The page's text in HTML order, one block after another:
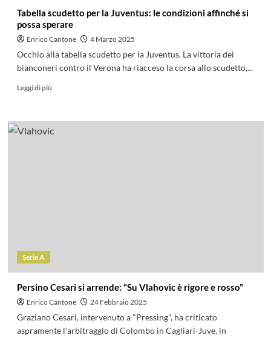
Tabella scudetto per la Juventus: le condizioni affinché si
possa sperare
Enrico Cantone 4 Marzo 2025
Occhio alla tabella scudetto per la Juventus. La vittoria dei
bianconeri contro il Verona ha riacceso la corsa allo scudetto,...
Leggi di più
Serie A
Persino Cesari si arrende: “Su Vlahovic è rigore e rosso”
Enrico Cantone 24 Febbraio 2025
Graziano Cesari, intervenuto a "Pressing", ha criticato
aspramente l'arbitraggio di Colombo in Cagliari-Juve, in